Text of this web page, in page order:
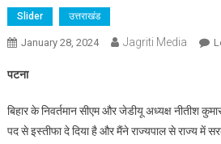
Slider उत्तराखंड
January 28, 2024 Jagriti Media
पटना
बिहार के निवर्तमान सीएम और जेडीयू अध्यक्ष नीतीश
पद से इस्तीफा दे दिया है और मैंने राज्यपाल से राज्य में